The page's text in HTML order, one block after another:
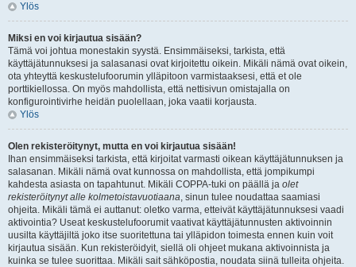
Ylös
Miksi en voi kirjautua sisään?
Tämä voi johtua monestakin syystä. Ensimmäiseksi, tarkista, että
käyttäjätunnuksesi ja salasanasi ovat kirjoitettu oikein. Mikäli nämä ovat oikein,
ota yhteyttä keskustelufoorumin ylläpitoon varmistaaksesi, että et ole
porttikiellossa. On myös mahdollista, että nettisivun omistajalla on
konfigurointivirhe heidän puolellaan, joka vaatii korjausta.
Ylös
Olen rekisteröitynyt, mutta en voi kirjautua sisään!
Ihan ensimmäiseksi tarkista, että kirjoitat varmasti oikean käyttäjätunnuksen ja
salasanan. Mikäli nämä ovat kunnossa on mahdollista, että jompikumpi
kahdesta asiasta on tapahtunut. Mikäli COPPA-tuki on päällä ja olet
rekisteröitynyt alle kolmetoistavuotiaana, sinun tulee noudattaa saamiasi
ohjeita. Mikäli tämä ei auttanut: oletko varma, etteivät käyttäjätunnuksesi vaadi
aktivointia? Useat keskustelufoorumit vaativat käyttäjätunnusten aktivoinnin
uusilta käyttäjiltä joko itse suoritettuna tai ylläpidon toimesta ennen kuin voit
kirjautua sisään. Kun rekisteröidyit, siellä oli ohjeet mukana aktivoinnista ja
kuinka se tulee suorittaa. Mikäli sait sähköpostia, noudata siinä tulleita ohjeita.